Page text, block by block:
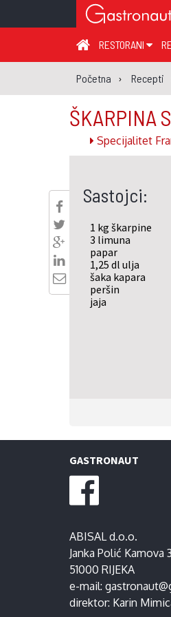
RESTORANI
ZAGREB I
MEĐIMURSKA
KARLOVAČKA
VIROVITIČKO-
OSJEČKO-
ISTARSKA
Početna Recepti
ŠKARPINA
Specijalitet
Sastojci:
1 kg škarpine
3 limuna
papar
1,25 dl ulja
šaka kapara
peršin
jaja
GASTRONAUT
ABISAL d.o.o.
Janka Polić Kamova
51000 RIJEKA
e-mail:
direktor: Karin